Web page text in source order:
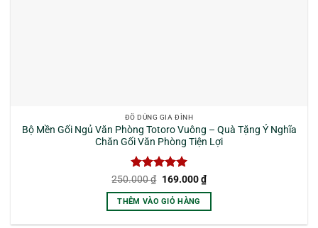
ĐỒ DÙNG GIA ĐÌNH
Bộ Mền Gối Ngủ Văn Phòng Totoro Vuông – Quà Tặng Ý Nghĩa
Chăn Gối Văn Phòng Tiện Lợi
Được xếp
hạng55
sao
250.000₫ Giá
là:
250.000 ₫.
169.000₫Giá
hiện
tại
THÊM VÀO GIỎ HÀNG